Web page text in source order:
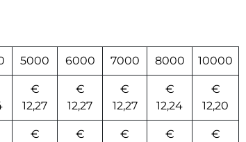
5000 6000 7000 8000 10000
€
12,27
€
12,27
€
12,27
€
12,24
€
12,20
€
€
€
€
€